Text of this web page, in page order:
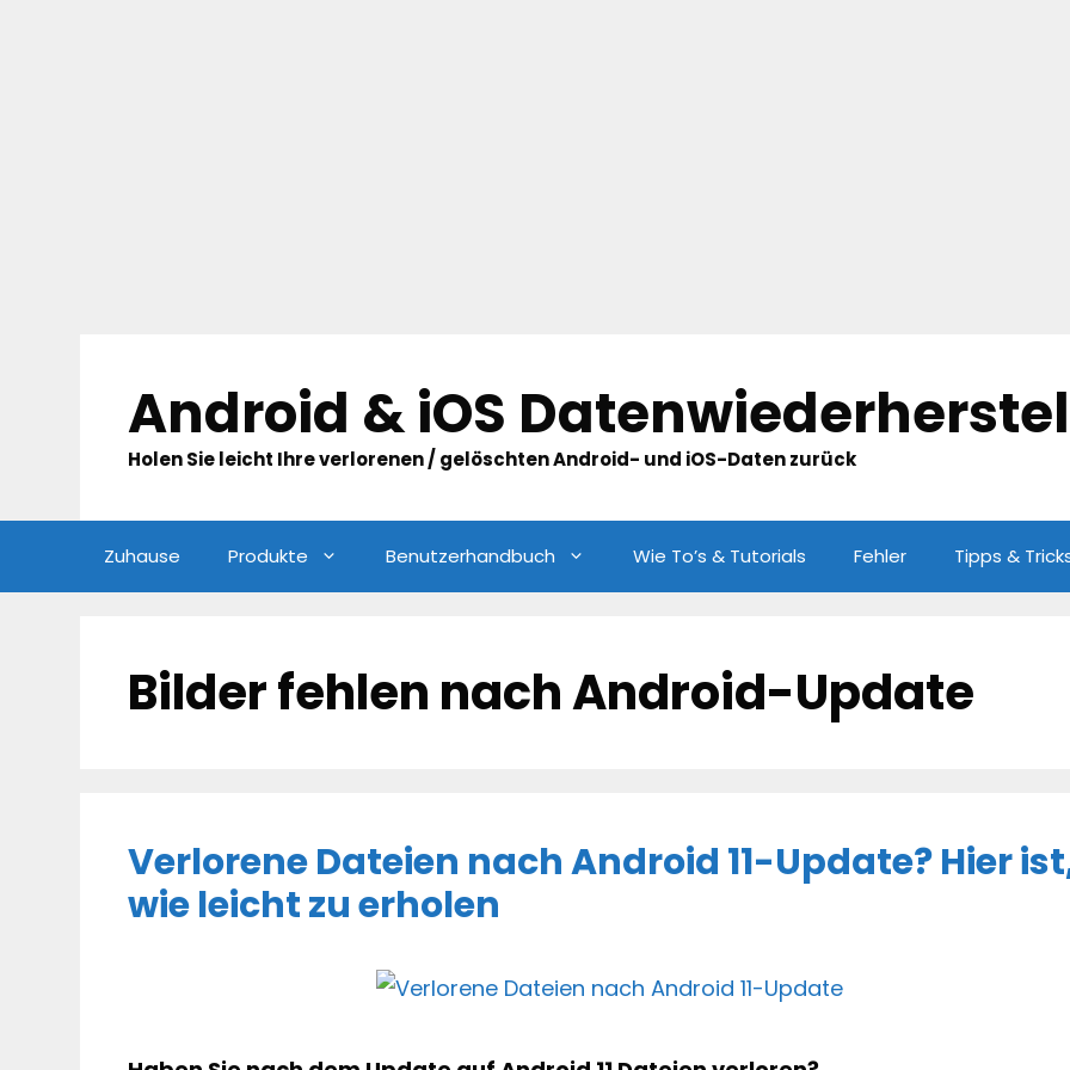
Android & iOS
Holen Sie leicht Ihre verlorenen / gelöschten Android- und iOS-Daten zurück
Zuhause Produkte Benutzerhandbuch Wie To’s & Tutorials Fehler Tipps &
Bilder fehlen nach Android-Update
Verlorene Dateien nach Android 11-Update? Hier
wie leicht zu erholen